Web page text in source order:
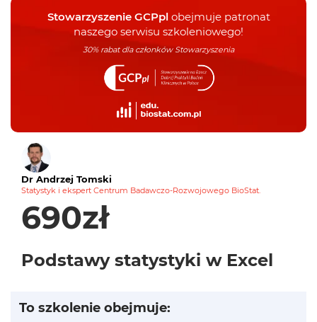
Stowarzyszenie GCPplobejmuje patronat
naszego serwisu szkoleniowego!
30% rabat dla członków Stowarzyszenia
Dr Andrzej Tomski
Statystyk i ekspert Centrum Badawczo-Rozwojowego BioStat.
690zł
Podstawy statystyki w Excel
To szkolenie obejmuje: